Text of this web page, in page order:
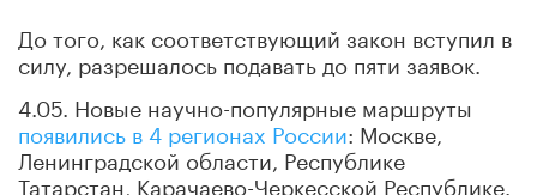
До того, как соответствующий закон вступил в
силу, разрешалось подавать до пяти заявок.
4.05. Новые научно-популярные маршруты
появились в 4 регионах России: Москве,
Ленинградской области, Республике
Татарстан, Карачаево-Черкесской Республике.